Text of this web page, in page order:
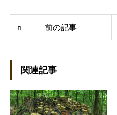
前の記事
関連記事